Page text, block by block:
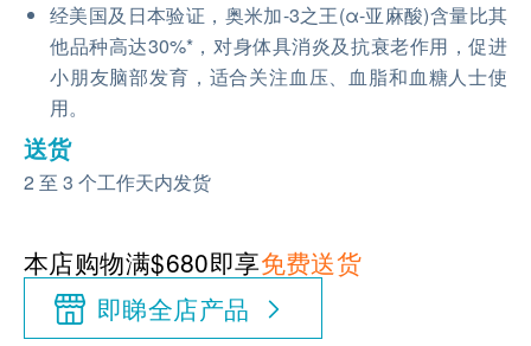
经美国及日本验证，奥米加-3之王(α-亚麻酸)含量比其
他品种高达30%*，对身体具消炎及抗衰老作用，促进
小朋友脑部发育，适合关注血压、血脂和血糖人士使
用。
送货
2 至 3 个工作天内发货
本店购物满$680即享免费送货
即睇全店产品